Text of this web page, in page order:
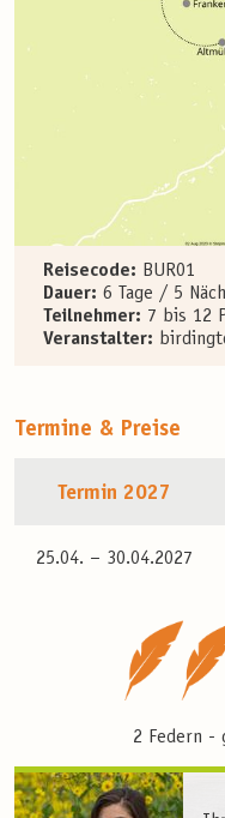
Reisecode: BUR01
Dauer: 6 Tage / 5
Teilnehmer: 7 bis 12
Veranstalter:
Termine & Preise
Termin 2027
25.04. – 30.04.2027
2 Federn -